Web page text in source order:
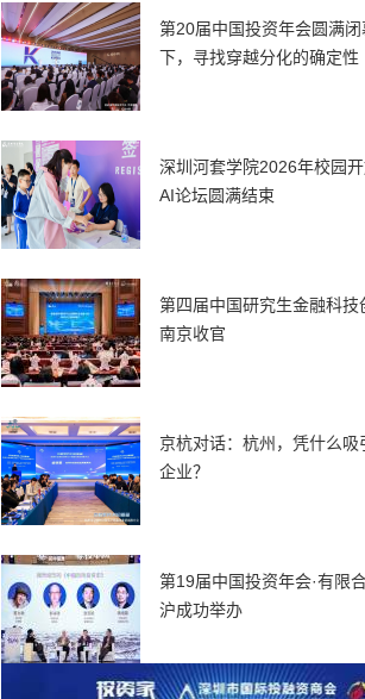
第20届中国投资年会圆满
下，寻找穿越分化的确定性
深圳河套学院2026年校园
AI论坛圆满结束
第四届中国研究生金融科技
南京收官
京杭对话：杭州，凭什么吸
企业？
第19届中国投资年会·有限
沪成功举办